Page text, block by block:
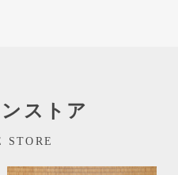
ストア
STORE